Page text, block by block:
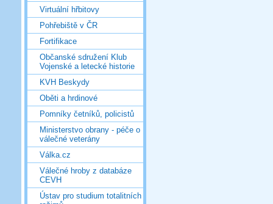
Virtuální hřbitovy
Pohřebiště v ČR
Fortifikace
Občanské sdružení Klub
Vojenské a letecké historie
KVH Beskydy
Oběti a hrdinové
Pomníky četníků, policistů
Ministerstvo obrany - péče o
válečné veterány
Válka.cz
Válečné hroby z databáze
CEVH
Ústav pro studium totalitních